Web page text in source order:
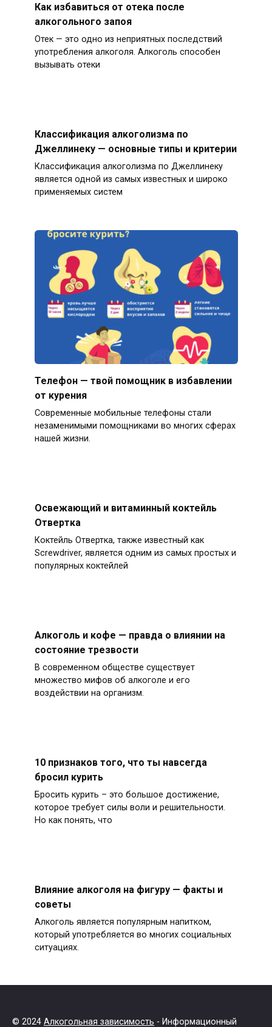
Как избавиться от отека после
алкогольного запоя
Отек — это одно из неприятных последствий
употребления алкоголя. Алкоголь способен
вызывать отеки
Классификация алкоголизма по
Джеллинеку — основные типы и критерии
Классификация алкоголизма по Джеллинеку
является одной из самых известных и широко
применяемых систем
Телефон — твой помощник в избавлении
от курения
Современные мобильные телефоны стали
незаменимыми помощниками во многих сферах
нашей жизни.
Освежающий и витаминный коктейль
Отвертка
Коктейль Отвертка, также известный как
Screwdriver, является одним из самых простых и
популярных коктейлей
Алкоголь и кофе — правда о влиянии на
состояние трезвости
В современном обществе существует
множество мифов об алкоголе и его
воздействии на организм.
10 признаков того, что ты навсегда
бросил курить
Бросить курить – это большое достижение,
которое требует силы воли и решительности.
Но как понять, что
Влияние алкоголя на фигуру — факты и
советы
Алкоголь является популярным напитком,
который употребляется во многих социальных
ситуациях.
© 2024 Алкогольная зависимость - Информационный